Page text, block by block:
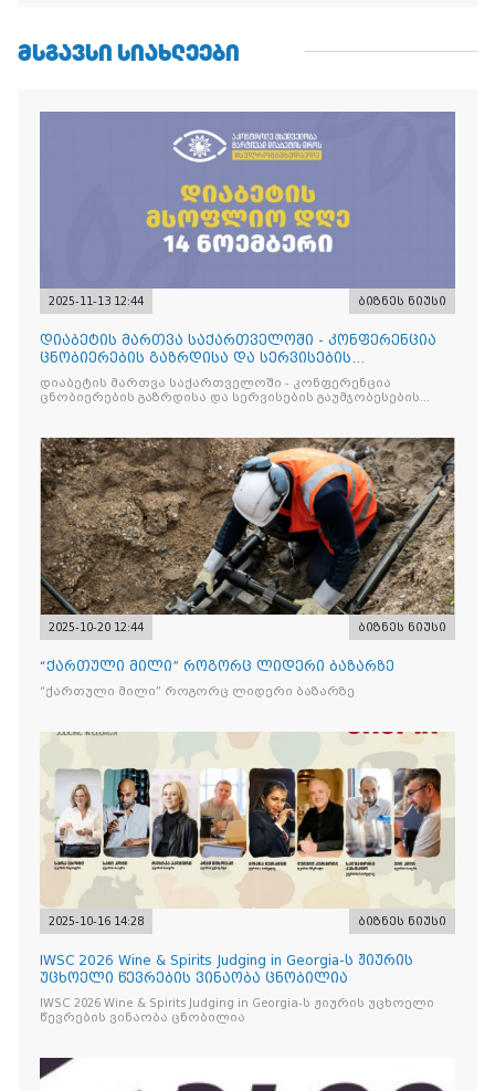
ᲛᲡᲒᲐᲕᲡᲘ ᲡᲘᲐᲮᲚᲔᲔᲑᲘ
2025-11-13 12:44 ბიზნეს ნიუსი
დიაბეტის მართვა საქართველოში - კონფერენცია
ცნობიერების გაზრდისა და სერვისების
გაუმჯობესების მიზნით
დიაბეტის მართვა საქართველოში - კონფერენცია
ცნობიერების გაზრდისა და სერვისების გაუმჯობესების
2025-10-20 12:44 ბიზნეს ნიუსი
“ქართული მილი” როგორც ლიდერი ბაზარზე
“ქართული მილი” როგორც ლიდერი ბაზარზე
2025-10-16 14:28 ბიზნეს ნიუსი
IWSC 2026 Wine & Spirits Judging in Georgia-ს ჟიურის
უცხოელი წევრების ვინაობა ცნობილია
IWSC 2026 Wine & Spirits Judging in Georgia-ს ჟიურის უცხოელი
წევრების ვინაობა ცნობილია